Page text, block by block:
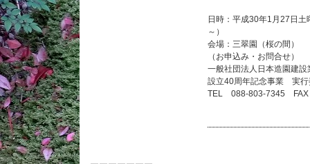
日時：平成30年1月27日
～）
会場：三翠園（桜の間）
（お申込み・お問合せ）
一般社団法人日本造園
設立40周年記念事業 実行
TEL 088-803-7345